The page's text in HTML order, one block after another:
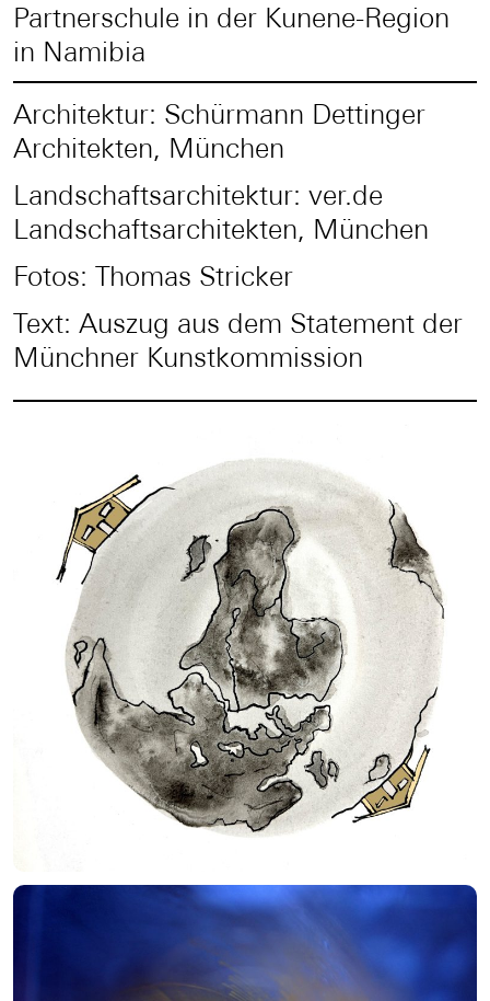
Partnerschule in der Kunene-Region
in Namibia
Architektur: Schürmann Dettinger
Architekten, München
Landschaftsarchitektur: ver.de
Landschaftsarchitekten, München
Fotos: Thomas Stricker
Text: Auszug aus dem Statement der
Münchner Kunstkommission